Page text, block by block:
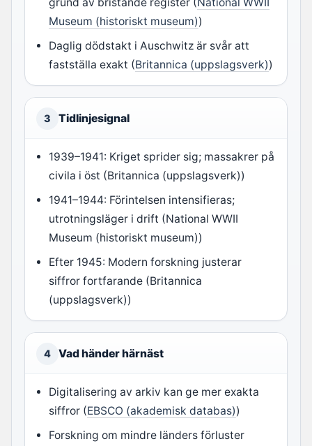
Museum (historiskt museum))
Daglig dödstakt i Auschwitz är svår att
fastställa exakt (Britannica (uppslagsverk))
3 Tidlinjesignal
1939–1941: Kriget sprider sig; massakrer på
civila i öst (Britannica (uppslagsverk))
1941–1944: Förintelsen intensifieras;
utrotningsläger i drift (National WWII
Museum (historiskt museum))
Efter 1945: Modern forskning justerar
siffror fortfarande (Britannica
(uppslagsverk))
4 Vad händer härnäst
Digitalisering av arkiv kan ge mer exakta
siffror (EBSCO (akademisk databas))
Forskning om mindre länders förluster